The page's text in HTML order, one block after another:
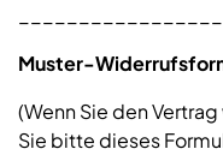
Muster-
(Wenn Sie den
Sie bitte dieses